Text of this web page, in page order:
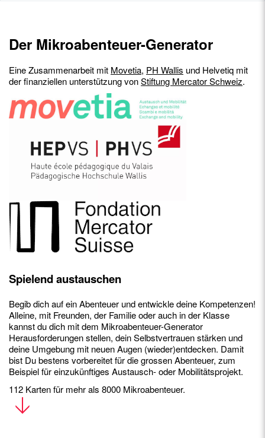
Der Mikroabenteuer-Generator
Eine Zusammenarbeit mit Movetia, PH Wallis und Helvetiq mit
der finanziellen unterstützung vonStiftung Mercator Schweiz.
Spielend austauschen
Begib dich auf ein Abenteuer und entwickle deine Kompetenzen!
Alleine, mit Freunden, der Familie oder auch in der Klasse
kannst du dich mit dem Mikroabenteuer-Generator
Herausforderungen stellen, dein Selbstvertrauen stärken und
deine Umgebung mit neuen Augen (wieder)entdecken. Damit
bist Du bestens vorbereitet für die grossen Abenteuer, zum
Beispiel für einzukünftiges Austausch- oder Mobilitätsprojekt.
112 Karten für mehr als 8000 Mikroabenteuer.
An die Lehrer*innen für den Einsatz im Unterricht:
empfehlen den Kauf von vier Schachteln + einem Logbuch pro